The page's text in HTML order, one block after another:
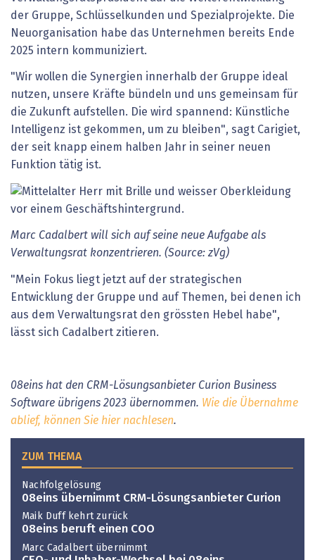
der Gruppe, Schlüsselkunden und Spezialprojekte. Die
Neuorganisation habe das Unternehmen bereits Ende
2025 intern kommuniziert.
"Wir wollen die Synergien innerhalb der Gruppe ideal
nutzen, unsere Kräfte bündeln und uns gemeinsam für
die Zukunft aufstellen. Die wird spannend: Künstliche
Intelligenz ist gekommen, um zu bleiben", sagt Carigiet,
der seit knapp einem halben Jahr in seiner neuen
Funktion tätig ist.
Marc Cadalbert will sich auf seine neue Aufgabe als
Verwaltungsrat konzentrieren. (Source: zVg)
"Mein Fokus liegt jetzt auf der strategischen
Entwicklung der Gruppe und auf Themen, bei denen ich
aus dem Verwaltungsrat den grössten Hebel habe",
lässt sich Cadalbert zitieren.
08eins hat den CRM-Lösungsanbieter Curion Business
Software übrigens 2023 übernommen. Wie die Übernahme
ablief, können Sie hier nachlesen.
ZUM THEMA
Nachfolgelösung
08eins übernimmt CRM-Lösungsanbieter Curion
Maik Duff kehrt zurück
08eins beruft einen COO
Marc Cadalbert übernimmt